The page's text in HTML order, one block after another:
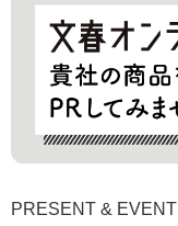
PRESENT & EVENT